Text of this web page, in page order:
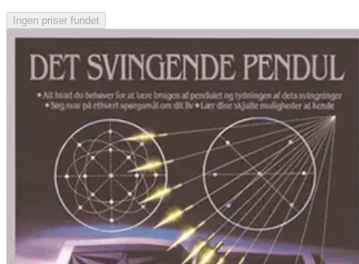
Ingen priser fundet